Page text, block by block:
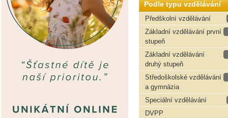
Podle typu vzdělávání
Předškolní vzdělávání
Základní vzdělávání první
stupeň
Základní vzdělávání
druhý stupeň
Středoškolské vzdělávání
a gymnázia
Speciální vzdělávání
DVPP